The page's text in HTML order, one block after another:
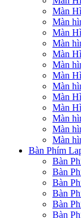
Màn
Màn
Màn
Màn
Màn
Màn
Màn
Màn
Màn
Màn
Màn
Màn
Màn
Bàn Phím
Bàn
Bàn
Bàn
Bàn
Bàn
Bàn